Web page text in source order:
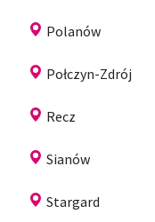
Polanów
Połczyn-Zdrój
Recz
Sianów
Stargard